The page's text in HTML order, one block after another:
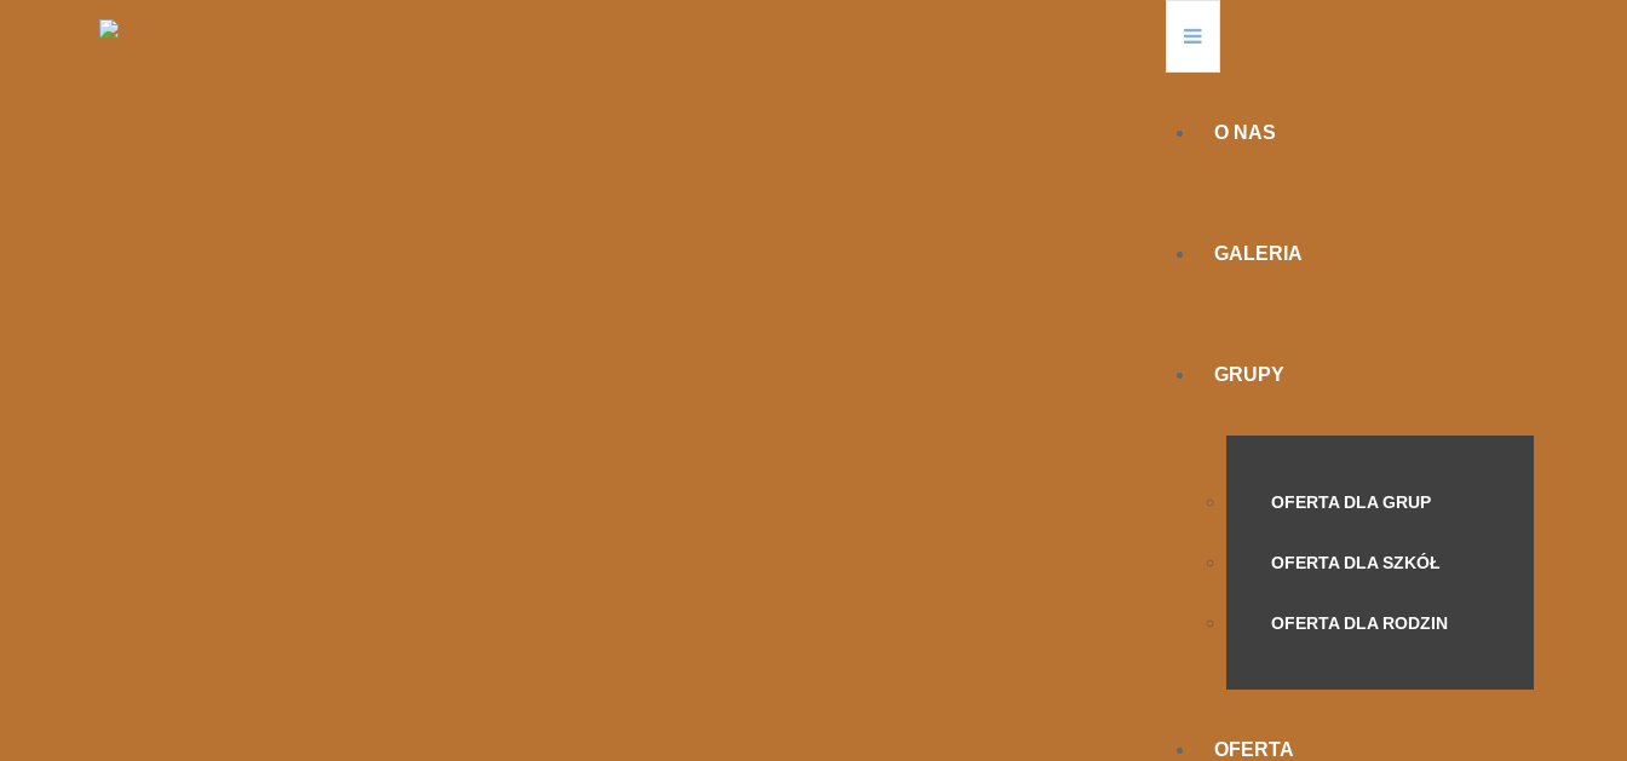
O NAS
GALERIA
GRUPY
OFERTA DLA GRUP
OFERTA DLA SZKÓŁ
OFERTA DLA RODZIN
OFERTA